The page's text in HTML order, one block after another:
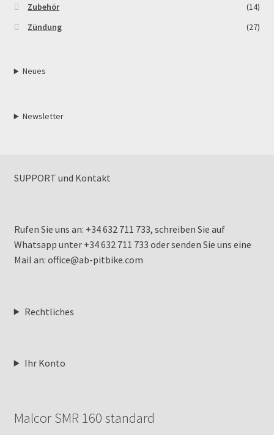
Zubehör
(14)
Zündung
(27)
Neues
Newsletter
SUPPORT und Kontakt
Rufen Sie uns an: +34 632 711 733, schreiben Sie auf
Whatsapp unter +34 632 711 733 oder senden Sie uns eine
Mail an: office@ab-pitbike.com
Rechtliches
Ihr Konto
Malcor SMR 160 standard